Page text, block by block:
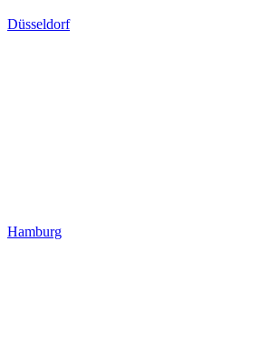
Düsseldorf
Hamburg